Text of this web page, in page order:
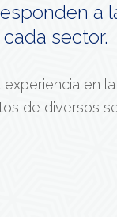
a
sector.
en
de diversos